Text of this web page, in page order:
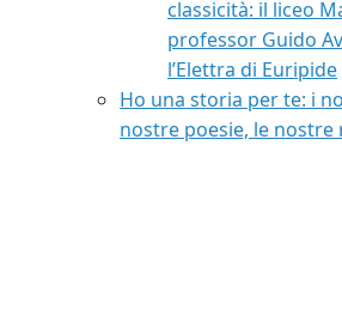
classicità: il liceo
professor Guido
l’Elettra di Euripide
Ho una storia per te: i
nostre poesie, le nostre